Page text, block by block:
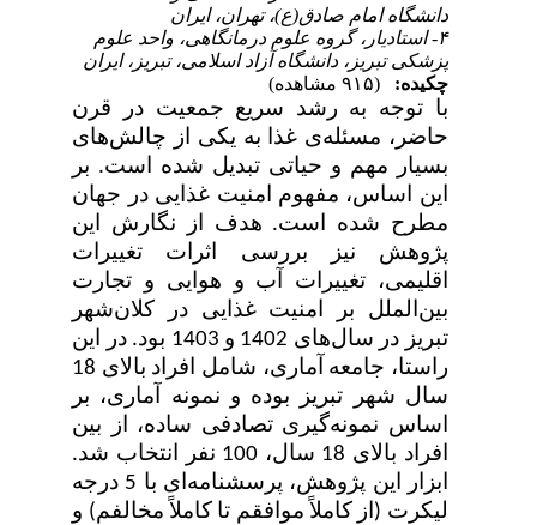
دانشگاه امام صادق(ع)، تهران، ایران
۴- استادیار، گروه علوم درمانگاهی، واحد علوم
پزشکی تبریز، دانشگاه آزاد اسلامی، تبریز، ایران
چکیده:
با توجه به رشد سریع جمعیت در قرن
حاضر، مسئله‌ی غذا به یکی از چالش‌های
بسیار مهم و حیاتی تبدیل شده است. بر
این اساس، مفهوم امنیت غذایی در جهان
مطرح شده است. هدف از نگارش این
پژوهش نیز بررسی اثرات تغییرات
اقلیمی، تغییرات آب و هوایی و تجارت
بین‌الملل بر امنیت غذایی در کلان‌شهر
تبریز در سال‌های 1402 و 1403 بود. در این
راستا، جامعه آماری، شامل افراد بالای 18
سال شهر تبریز بوده و نمونه آماری، بر
اساس نمونه‌گیری تصادفی ساده، از بین
افراد بالای 18 سال، 100 نفر انتخاب شد.
ابزار این پژوهش، پرسشنامه‌ای با 5 درجه
لیکرت (از کاملاً موافقم تا کاملاً مخالفم) و